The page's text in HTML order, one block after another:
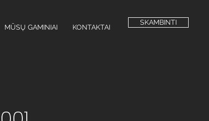
MŪSŲ GAMINIAI KONTAKTAI
SKAMBINTI